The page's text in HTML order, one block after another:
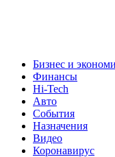
Бизнес и
Финансы
Hi-Tech
Авто
События
Назначения
Видео
Коронавирус